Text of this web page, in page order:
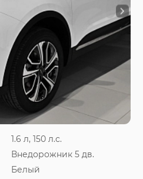
1.6 л, 150 л.с.
Внедорожник 5 дв.
Белый